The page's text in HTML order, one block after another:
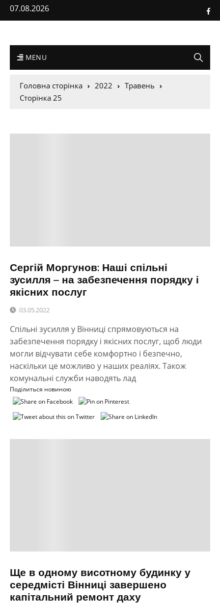
07.08.2026
MENU
Головна сторінка 2022
Травень
Сторінка 25
Сергій Моргунов: Наші спільні
зусилля – на забезпечення порядку і
якісних послуг
03.05.2022
Спільні зусилля у Вінниці спрямовуються на
забезпечення порядку і якісних послуг, щоб люди
могли відчувати себе комфортно і безпечно,
наскільки це можливо у наших реаліях. Також
комунальні служби наводять лад
Поділиться новиною
Ще в одному висотному будинку у
середмісті Вінниці завершено
капітальний ремонт даху